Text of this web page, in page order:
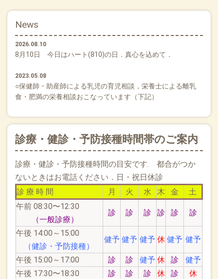
News
2026.08.10
8月10日 今日はハート(810)の日．真心を込めて．
2023.05.08
○保健師・助産師による乳児の育児相談，栄養士による離乳
食・肥満の栄養相談おこなっています（下記）
2022.11.25
診療・健診・予防接種時間帯のご案内
診療・健診・予防接種時間の目安です. 都合がつか
ないときはお電話ください．日・祝日休診
診 療 時 間
月 火 水 木 金
土
午前 08:30〜12:30
（一般診療）
診 診 診 診 診 診
午後 14:00～15:00
（健診・予防接種）
健予 健予 健予 休 健予 健予
午後 15:00～17:00 診 診 健予 休 診
健予
午後 17:30〜18:30
診 診 診 休 診
休